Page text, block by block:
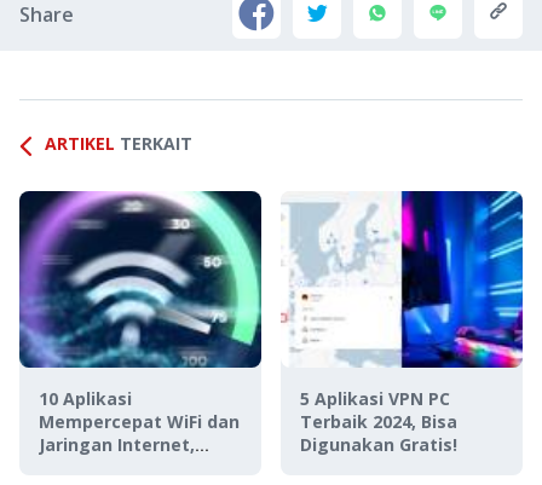
Share
ARTIKEL TERKAIT
10 Aplikasi
Mempercepat WiFi dan
Jaringan Internet,
5 Aplikasi VPN PC
Terbaik 2024, Bisa
Digunakan Gratis!